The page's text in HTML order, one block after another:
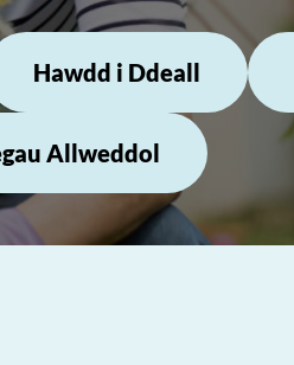
Hawdd i Ddeall
Allweddol